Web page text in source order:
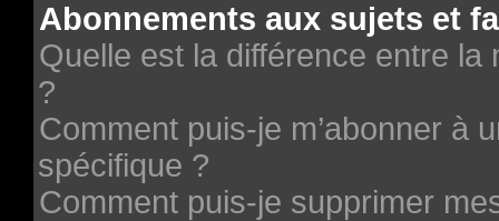
Abonnements aux sujets et
Quelle est la différence entre la
?
Comment puis-je m’abonner à
spécifique ?
Comment puis-je supprimer